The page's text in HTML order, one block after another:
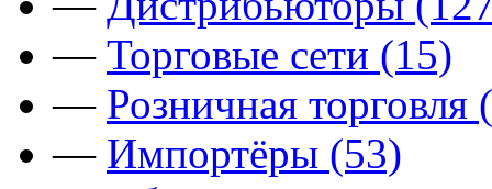
— Торговые сети (15)
— Розничная торговля
— Импортёры (53)